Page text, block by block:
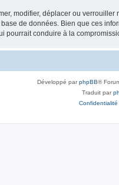
modifier, déplacer ou
de données. Bien que ces
pourrait conduire à la
Développé parphpBB®
Traduit par
Confidentialité